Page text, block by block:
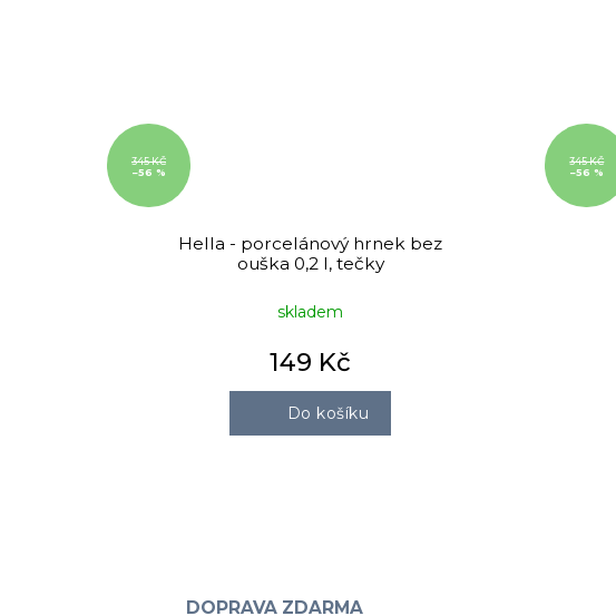
345 KČ
–56 %
Hella - porcelánový hrnek bez
ouška 0,2 l, tečky
skladem
149 Kč
Do košíku
345 KČ
–56 %
DOPRAVA ZDARMA